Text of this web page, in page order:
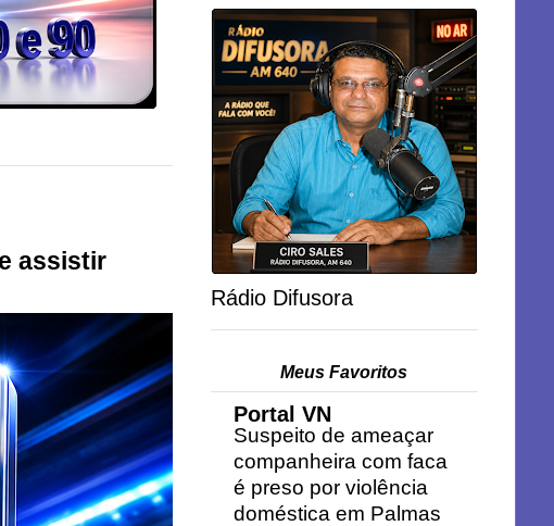
assistir
Rádio Difusora
Meus Favoritos
Portal VN
Suspeito de ameaçar
companheira com faca
é preso por violência
doméstica em Palmas